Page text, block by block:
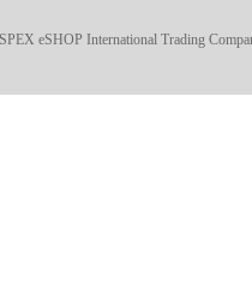
eSHOP International Trading